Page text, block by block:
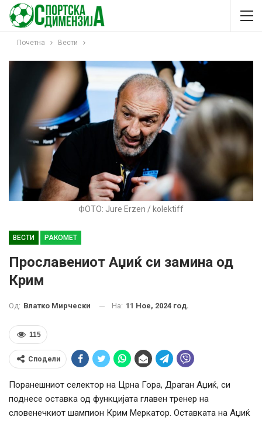
Почетна Вести
ФОТО: Jure Erzen / kolektiff
ВЕСТИ РАКОМЕТ
Прославениот Аџиќ си замина од
Крим
Од: Влатко Мирчески На: 11 Ное, 2024 год.
115
Сподели
Поранешниот селектор на Црна Гора, Драган Аџиќ, си
поднесе оставка од функцијата главен тренер на
словенечкиот шампион Крим Меркатор. Оставката на Аџиќ